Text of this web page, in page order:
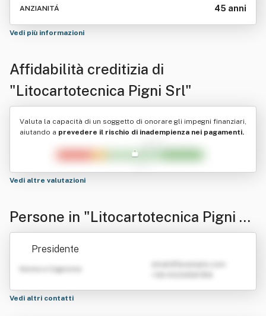
ANZIANITÁ 45 anni
Vedi più informazioni
Affidabilità creditizia di
"Litocartotecnica Pigni Srl"
Valuta la capacità di un soggetto di onorare gli impegni finanziari,
aiutando a prevedere il rischio di inadempienza nei pagamenti.
Vedi altre valutazioni
Persone in "Litocartotecnica Pigni Sr
l"
Presidente
Nome e Cognome
Vedi altri contatti